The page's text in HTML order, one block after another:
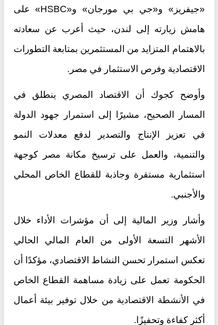
«جيفريز» و«جي بي مورجان» و«HSBC» على
هامش زيارته إلى لندن، حيث أعرب عن سعادته
بالاهتمام المتزايد من المستثمرين بمتابعة التطورات
الاقتصادية وفرص الاستثمار في مصر.
وأوضح كجوك أن الاقتصاد المصري ينطلق في
المسار الصحيح، مشيرًا إلى استمرار جهود الدولة
في تعزيز الإنتاج والتصدير لدفع معدلات النمو
والتنمية، والعمل على ترسيخ مكانة مصر كوجهة
استثمارية مستقرة وجاذبة للقطاع الخاص المحلي
والأجنبي.
وأشار وزير المالية إلى أن مؤشرات الأداء خلال
الأشهر التسعة الأولى من العام المالي الحالي
تعكس استمرار تحسن النشاط الاقتصادي، مؤكدًا أن
الحكومة تعمل على زيادة مساهمة القطاع الخاص
في الأنشطة الاقتصادية من خلال توفير بيئة أعمال
أكثر كفاءة وتحفيزًا.